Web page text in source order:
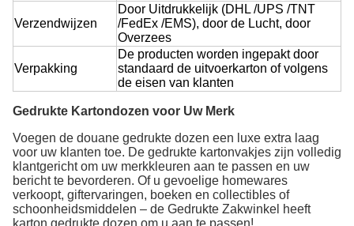
Verzendwijzen
Door Uitdrukkelijk (DHL /UPS /TNT
/FedEx /EMS), door de Lucht, door
Overzees
Verpakking
De producten worden ingepakt door
standaard de uitvoerkarton of volgens
de eisen van klanten
Gedrukte Kartondozen voor Uw Merk
Voegen de douane gedrukte dozen een luxe extra laag
voor uw klanten toe. De gedrukte kartonvakjes zijn volledig
klantgericht om uw merkkleuren aan te passen en uw
bericht te bevorderen. Of u gevoelige homewares
verkoopt, giftervaringen, boeken en collectibles of
schoonheidsmiddelen – de Gedrukte Zakwinkel heeft
karton gedrukte dozen om u aan te passen!